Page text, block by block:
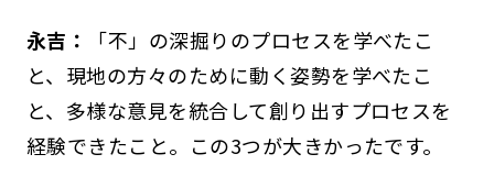
永吉：
「不」の深掘りのプロセスを学べたこ
と、現地の方々のために動く姿勢を学べたこ
と、多様な意見を統合して創り出すプロセスを
経験できたこと。この3つが大きかったです。